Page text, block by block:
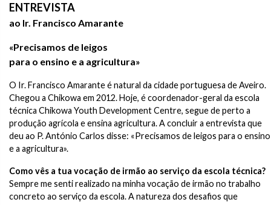
ENTREVISTA
ao Ir. Francisco Amarante
«Precisamos de leigos
para o ensino e a agricultura»
O Ir. Francisco Amarante é natural da cidade portuguesa de Aveiro.
Chegou a Chikowa em 2012. Hoje, é coordenador-geral da escola
técnica Chikowa Youth Development Centre, segue de perto a
produção agrícola e ensina agricultura. A concluir a entrevista que
deu ao P. António Carlos disse: «Precisamos de leigos para o ensino
e a agricultura».
Como vês a tua vocação de irmão ao serviço da escola técnica?
Sempre me senti realizado na minha vocação de irmão no trabalho
concreto ao serviço da escola. A natureza dos desafios que